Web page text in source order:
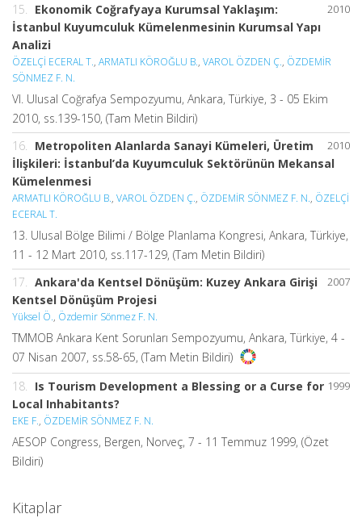
2010
15.
Ekonomik Coğrafyaya Kurumsal Yaklaşım:
İstanbul Kuyumculuk Kümelenmesinin Kurumsal Yapı
Analizi
ÖZELÇİ ECERAL T., ARMATLI KÖROĞLU B., VAROL ÖZDEN Ç., ÖZDEMİR
SÖNMEZ F. N.
VI. Ulusal Coğrafya Sempozyumu, Ankara, Türkiye, 3 - 05 Ekim
2010, ss.139-150, (Tam Metin Bildiri)
2010
16.
Metropoliten Alanlarda Sanayi Kümeleri, Üretim
İlişkileri: İstanbul’da Kuyumculuk Sektörünün Mekansal
Kümelenmesi
ARMATLI KÖROĞLU B., VAROL ÖZDEN Ç., ÖZDEMİR SÖNMEZ F. N., ÖZELÇİ
ECERAL T.
13. Ulusal Bölge Bilimi / Bölge Planlama Kongresi, Ankara, Türkiye,
11 - 12 Mart 2010, ss.117-129, (Tam Metin Bildiri)
2007
17.
Ankara'da Kentsel Dönüşüm: Kuzey Ankara Girişi
Kentsel Dönüşüm Projesi
Yüksel Ö., Özdemir Sönmez F. N.
TMMOB Ankara Kent Sorunları Sempozyumu, Ankara, Türkiye, 4 -
07 Nisan 2007, ss.58-65, (Tam Metin Bildiri)
1999
18.
Is Tourism Development a Blessing or a Curse for
Local Inhabitants?
EKE F., ÖZDEMİR SÖNMEZ F. N.
AESOP Congress, Bergen, Norveç, 7 - 11 Temmuz 1999, (Özet
Bildiri)
Kitaplar